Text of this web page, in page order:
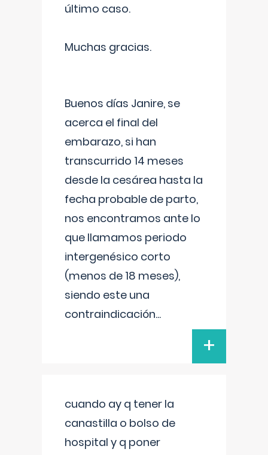
último caso.
Muchas gracias.
Buenos días Janire, se
acerca el final del
embarazo, si han
transcurrido 14 meses
desde la cesárea hasta la
fecha probable de parto,
nos encontramos ante lo
que llamamos periodo
intergenésico corto
(menos de 18 meses),
siendo este una
contraindicación...
+
cuando ay q tener la
canastilla o bolso de
hospital y q poner